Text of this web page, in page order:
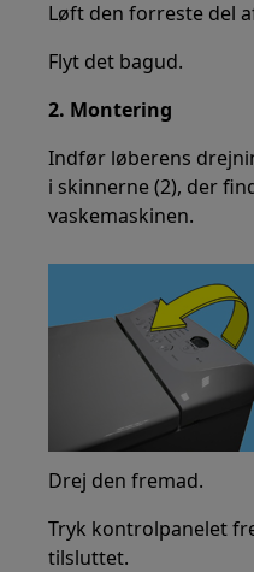
Løft den forreste del
Flyt det bagud.
2. Montering
Indfør løberens
i skinnerne (2), der
vaskemaskinen.
Drej den fremad.
Tryk kontrolpanelet
tilsluttet.